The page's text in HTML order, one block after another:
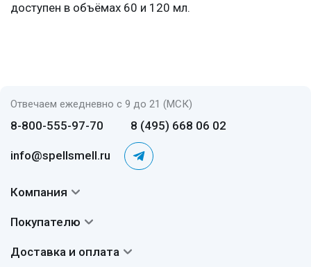
доступен в объёмах 60 и 120 мл.
Отвечаем ежедневно с 9 до 21 (МСК)
8-800-555-97-70 8 (495) 668 06 02
info@spellsmell.ru
Компания
Авторы
Покупателю
Доставка и оплата